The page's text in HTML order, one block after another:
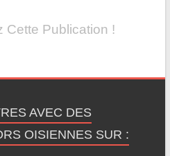
Cette Publication !
AVEC DES
OISIENNES SUR :